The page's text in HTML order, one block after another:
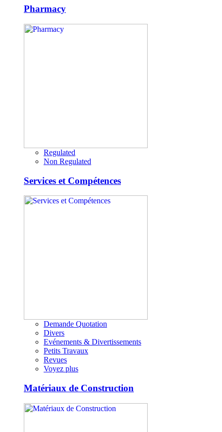
Pharmacy
Regulated
Non Regulated
Services et Compétences
Demande Quotation
Divers
Evénements & Divertissements
Petits Travaux
Revues
Voyez plus
Matériaux de Construction